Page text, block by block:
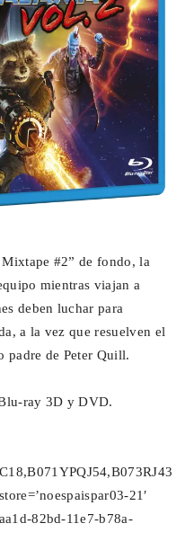
#2” de fondo, la
mientras viajan a
deben luchar para
a la vez que resuelven el
padre de Peter Quill.
ray 3D y DVD.
21′
82bd-11e7-b78a-